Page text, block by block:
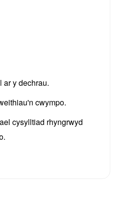
ar y dechrau.
cwympo.
cysylltiad rhyngrwyd